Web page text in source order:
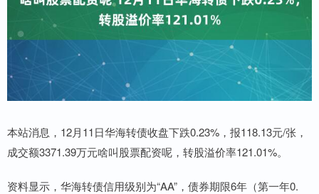
本站消息，12月11日华海转债收盘下跌0.23%，报118.13元/张，
成交额3371.39万元啥叫股票配资呢，转股溢价率121.01%。
资料显示，华海转债信用级别为“AA”，债券期限6年（第一年0.